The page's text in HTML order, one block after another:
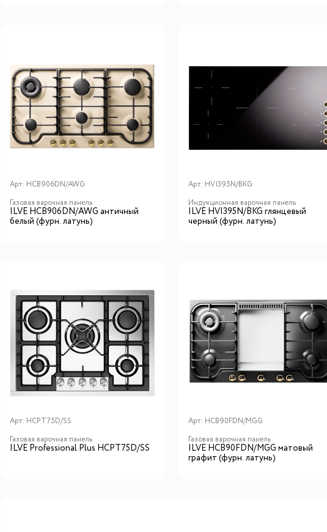
Арт: HCB906DN/AWG
Газовая варочная панель
ILVE HCB906DN/AWG античный
белый (фурн. латунь)
Арт: HVI395N/BKG
Индукционная варочная панель
ILVE HVI395N/BKG глянцевый
черный (фурн. латунь)
Арт: HCPT75D/SS
Газовая варочная панель
ILVE Professional Plus HCPT75D/SS
Арт: HCB90FDN/MGG
Газовая варочная панель
ILVE HCB90FDN/MGG матовый
графит (фурн. латунь)